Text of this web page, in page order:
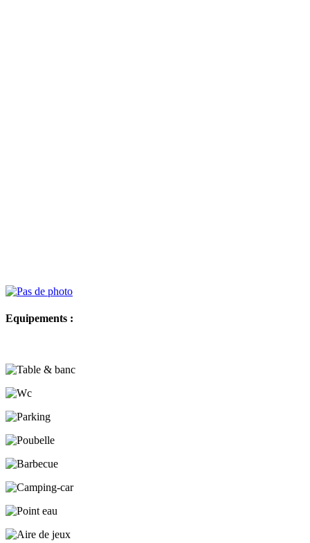
Equipements :